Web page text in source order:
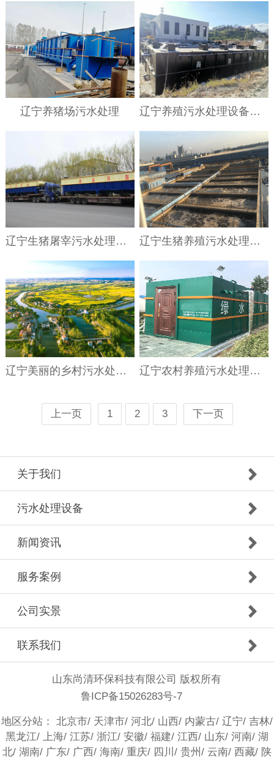
辽宁养猪场污水处理 辽宁养殖污水处理设备的使用要求
辽宁生猪屠宰污水处理技术 辽宁生猪养殖污水处理利用技术
辽宁美丽的乡村污水处理设备​ 辽宁农村养殖污水处理设备
上一页 1 2 3 下一页
关于我们
污水处理设备
新闻资讯
服务案例
公司实景
联系我们
山东尚清环保科技有限公司 版权所有
鲁ICP备15026283号-7
地区分站： 北京市/ 天津市/ 河北/ 山西/ 内蒙古/ 辽宁/ 吉林/
黑龙江/ 上海/ 江苏/ 浙江/ 安徽/ 福建/ 江西/ 山东/ 河南/ 湖
北/ 湖南/ 广东/ 广西/ 海南/ 重庆/ 四川 / 贵州 / 云南/ 西藏/ 陕